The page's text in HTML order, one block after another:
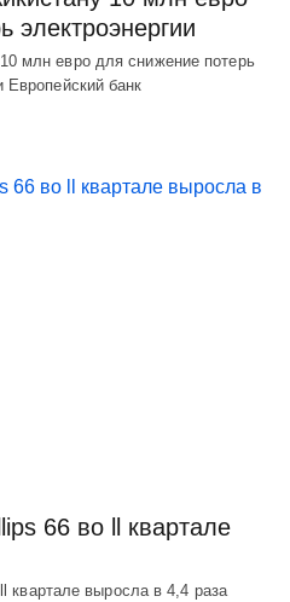
электроэнергии
млн евро для снижение потерь
Европейский банк
66 во ll квартале
квартале выросла в 4,4 раза